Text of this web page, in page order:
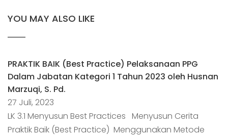
YOU MAY ALSO LIKE
PRAKTIK BAIK (Best Practice) Pelaksanaan PPG
Dalam Jabatan Kategori 1 Tahun 2023 oleh Husnan
Marzuqi, S. Pd.
27 Juli, 2023
LK 3.1 Menyusun Best Practices Menyusun Cerita
Praktik Baik (Best Practice) Menggunakan Metode